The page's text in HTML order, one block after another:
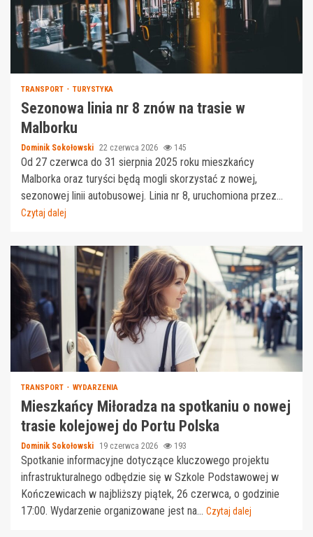
TRANSPORT TURYSTYKA
Sezonowa linia nr 8 znów na trasie w
Malborku
Dominik Sokołowski 22 czerwca 2026 145
Od 27 czerwca do 31 sierpnia 2025 roku mieszkańcy
Malborka oraz turyści będą mogli skorzystać z nowej,
sezonowej linii autobusowej. Linia nr 8, uruchomiona przez...
Czytaj dalej
TRANSPORT WYDARZENIA
Mieszkańcy Miłoradza na spotkaniu o nowej
trasie kolejowej do Portu Polska
Dominik Sokołowski 19 czerwca 2026 193
Spotkanie informacyjne dotyczące kluczowego projektu
infrastrukturalnego odbędzie się w Szkole Podstawowej w
Kończewicach w najbliższy piątek, 26 czerwca, o godzinie
17:00. Wydarzenie organizowane jest na... Czytaj dalej